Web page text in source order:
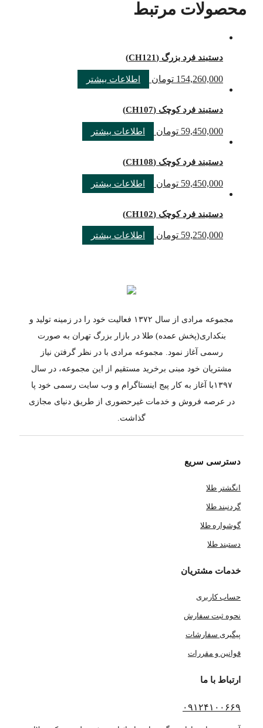
محصولات مرتبط
دستبند فرد بزرگ (CH121)
154,260,000 تومان اطلاعات بیشتر
دستبند فرد کوچک (CH107)
59,450,000 تومان اطلاعات بیشتر
دستبند فرد کوچک (CH108)
59,450,000 تومان اطلاعات بیشتر
دستبند فرد کوچک (CH102)
59,250,000 تومان اطلاعات بیشتر
مجموعه مرادی از سال ۱۳۷۲ فعالیت خود را در زمینه تولید و
بنکداری(پخش عمده) طلا در بازار بزرگ تهران به صورت
رسمی آغاز نمود. مجموعه مرادی با در نظر گرفتن نیاز
مشتریان خود مبنی برخرید مستقیم از این مجموعه، در سال
۱۳۹۷با آغاز به کار پیج اینستاگرام و وب سایت رسمی خود پا
در عرصه فروش و خدمات غیرحضوری از طریق دنیای مجازی
گذاشت.
دسترسی سریع
انگشتر طلا
گردنبند طلا
گوشواره طلا
دستبند طلا
خدمات مشتریان
حساب کاربری
نحوه ثبت سفارش
پیگیری سفارشات
قوانین و مقررات
ارتباط با ما
۰۹۱۲۴۱۰۰۶۶۹